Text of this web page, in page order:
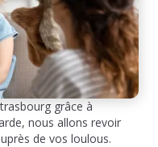
grâce à
nous allons revoir
de vos loulous.